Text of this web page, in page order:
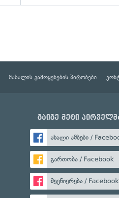
მასალის გამოყენების პირობები
გაიგე მეტი
ახალი ამბები /
გართობა / Facebook
მეცნიერება / Facebook